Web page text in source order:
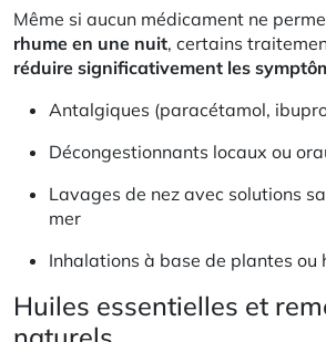
Même si aucun médicament ne
rhume en une nuit, certains
réduire significativement les
Antalgiques (paracétamol,
Décongestionnants locaux ou
Lavages de nez avec solutions
mer
Inhalations à base de plantes ou
Huiles essentielles et